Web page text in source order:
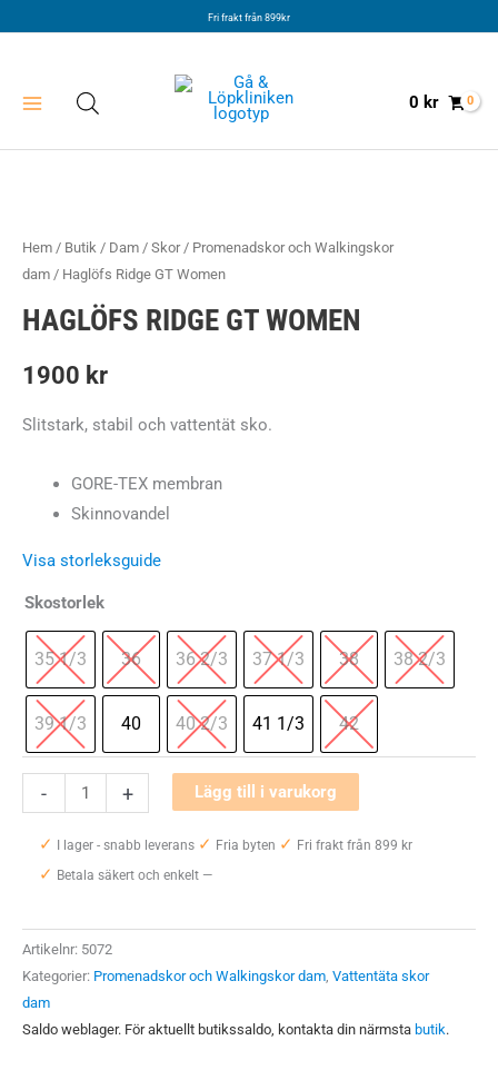
Fri frakt från 899kr
0 kr
Hem / Butik / Dam / Skor/ Promenadskor och Walkingskor
dam / Haglöfs Ridge GT Women
HAGLÖFS RIDGE GT WOMEN
1900 kr
Slitstark, stabil och vattentät sko.
GORE-TEX membran
Skinnovandel
Visa storleksguide
Skostorlek
35 1/3 36 36 2/3 37 1/3 38 38 2/3
39 1/3 40 40 2/3 41 1/3 42
-
Ridge
GT
Women
+ Lägg till i varukorg
✓ I lager - snabb leverans ✓ Fria byten ✓ Fri frakt från 899 kr
✓ Betala säkert och enkelt —
Artikelnr: 5072
Kategorier: Promenadskor och Walkingskor dam, Vattentäta skor
dam
Saldo weblager. För aktuellt butikssaldo, kontakta din närmsta butik.